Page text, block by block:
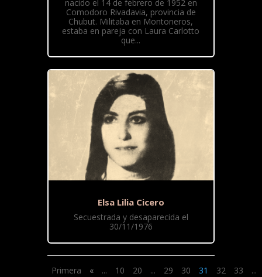
nacido el 14 de febrero de 1952 en
Comodoro Rivadavia, provincia de
Chubut. Militaba en Montoneros,
estaba en pareja con Laura Carlotto
que...
Elsa Lilia Cicero
Secuestrada y desaparecida el
30/11/1976
Primera « ... 10 20 ... 29 30 31 32 33 ...